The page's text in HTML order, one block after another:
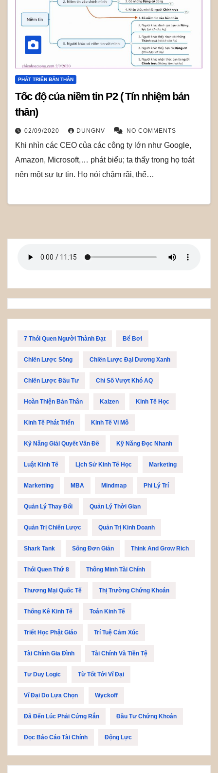
PHÁT TRIỂN BẢN THÂN
Tốc độ của niềm tin P2 ( Tín nhiệm bản
thân)
02/09/2020 DUNGNV NO COMMENTS
Khi nhìn các CEO của các công ty lớn như Google,
Amazon, Microsoft,… phát biểu; ta thấy trong họ toát
nên một sự tự tin. Họ nói chậm rãi, thể…
7 Thói Quen Người Thành Đạt Bể Bơi
Chiến Lược Sống Chiến Lược Đại Dương Xanh
Chiến Lược Đầu Tư Chỉ Số Vượt Khó AQ
Hoàn Thiện Bản Thân Kaizen Kinh Tế Học
Kinh Tế Phát Triển Kinh Tế Vi Mô
Kỹ Năng Giải Quyết Vấn Đề Kỹ Năng Đọc Nhanh
Luật Kinh Tế Lịch Sử Kinh Tế Học Marketing
Marketting MBA Mindmap Phi Lý Trí
Quản Lý Thay Đổi Quản Lý Thời Gian
Quản Trị Chiến Lược Quản Trị Kinh Doanh
Shark Tank Sống Đơn Giản Think And Grow Rich
Thói Quen Thứ 8 Thông Minh Tài Chính
Thương Mại Quốc Tế Thị Trường Chứng Khoán
Thống Kê Kinh Tế Toán Kinh Tế
Triết Học Phật Giáo Trí Tuệ Cảm Xúc
Tài Chính Gia Đình Tài Chính Và Tiền Tệ
Tư Duy Logic Từ Tốt Tới Vĩ Đại
Vĩ Đại Do Lựa Chọn Wyckoff
Đã Đến Lúc Phải Cứng Rắn Đầu Tư Chứng Khoán
Đọc Báo Cáo Tài Chính Động Lực